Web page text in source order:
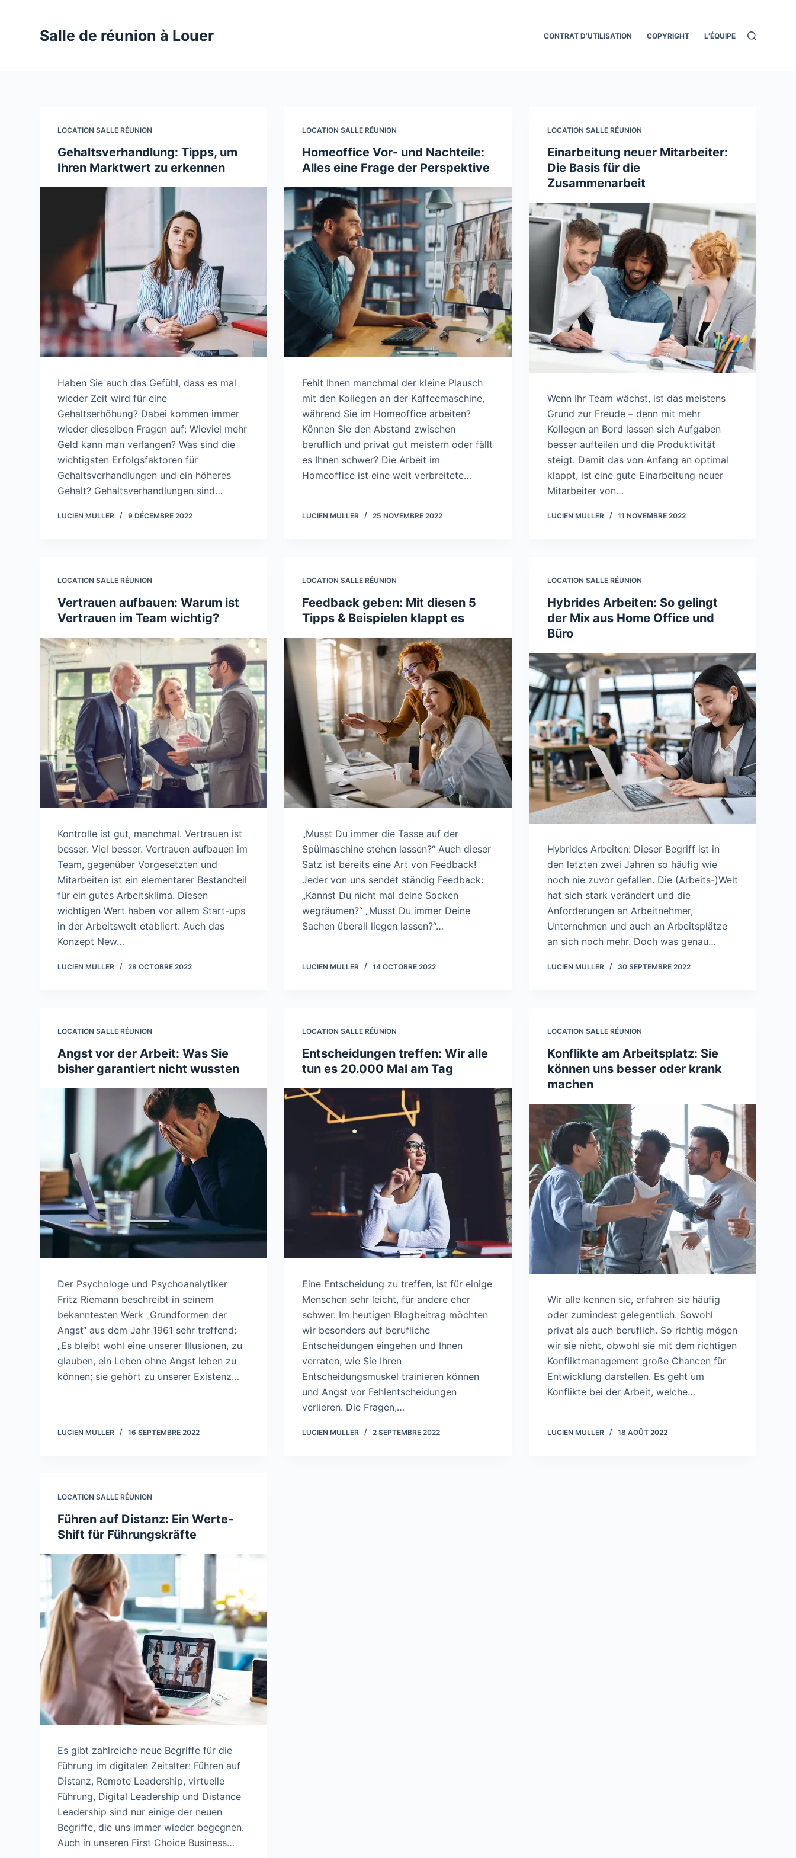
Salle de réunion à Louer CONTRAT D’UTILISATION COPYRIGHT L’ÉQUIPE
LOCATION SALLE RÉUNION
Gehaltsverhandlung: Tipps, um
Ihren Marktwert zu erkennen
Haben Sie auch das Gefühl, dass es mal
wieder Zeit wird für eine
Gehaltserhöhung? Dabei kommen immer
wieder dieselben Fragen auf: Wieviel mehr
Geld kann man verlangen? Was sind die
wichtigsten Erfolgsfaktoren für
Gehaltsverhandlungen und ein höheres
Gehalt? Gehaltsverhandlungen sind…
LUCIEN MULLER 9 DÉCEMBRE 2022
LOCATION SALLE RÉUNION
Homeoffice Vor- und Nachteile:
Alles eine Frage der Perspektive
Fehlt Ihnen manchmal der kleine Plausch
mit den Kollegen an der Kaffeemaschine,
während Sie im Homeoffice arbeiten?
Können Sie den Abstand zwischen
beruflich und privat gut meistern oder fällt
es Ihnen schwer? Die Arbeit im
Homeoffice ist eine weit verbreitete…
LUCIEN MULLER 25 NOVEMBRE 2022
LOCATION SALLE RÉUNION
Einarbeitung neuer Mitarbeiter:
Die Basis für die
Zusammenarbeit
Wenn Ihr Team wächst, ist das meistens
Grund zur Freude – denn mit mehr
Kollegen an Bord lassen sich Aufgaben
besser aufteilen und die Produktivität
steigt. Damit das von Anfang an optimal
klappt, ist eine gute Einarbeitung neuer
Mitarbeiter von…
LUCIEN MULLER 11 NOVEMBRE 2022
LOCATION SALLE RÉUNION
Vertrauen aufbauen: Warum ist
Vertrauen im Team wichtig?
Kontrolle ist gut, manchmal. Vertrauen ist
besser. Viel besser. Vertrauen aufbauen im
Team, gegenüber Vorgesetzten und
Mitarbeiten ist ein elementarer Bestandteil
für ein gutes Arbeitsklima. Diesen
wichtigen Wert haben vor allem Start-ups
in der Arbeitswelt etabliert. Auch das
Konzept New…
LUCIEN MULLER 28 OCTOBRE 2022
LOCATION SALLE RÉUNION
Feedback geben: Mit diesen 5
Tipps & Beispielen klappt es
„Musst Du immer die Tasse auf der
Spülmaschine stehen lassen?“ Auch dieser
Satz ist bereits eine Art von Feedback!
Jeder von uns sendet ständig Feedback:
„Kannst Du nicht mal deine Socken
wegräumen?“ „Musst Du immer Deine
Sachen überall liegen lassen?“…
LUCIEN MULLER 14 OCTOBRE 2022
LOCATION SALLE RÉUNION
Hybrides Arbeiten: So gelingt
der Mix aus Home Office und
Büro
Hybrides Arbeiten: Dieser Begriff ist in
den letzten zwei Jahren so häufig wie
noch nie zuvor gefallen. Die (Arbeits-)Welt
hat sich stark verändert und die
Anforderungen an Arbeitnehmer,
Unternehmen und auch an Arbeitsplätze
an sich noch mehr. Doch was genau…
LUCIEN MULLER 30 SEPTEMBRE 2022
LOCATION SALLE RÉUNION
Angst vor der Arbeit: Was Sie
bisher garantiert nicht wussten
Der Psychologe und Psychoanalytiker
Fritz Riemann beschreibt in seinem
bekanntesten Werk „Grundformen der
Angst“ aus dem Jahr 1961 sehr treffend:
„Es bleibt wohl eine unserer Illusionen, zu
glauben, ein Leben ohne Angst leben zu
können; sie gehört zu unserer Existenz…
LUCIEN MULLER 16 SEPTEMBRE 2022
LOCATION SALLE RÉUNION
Entscheidungen treffen: Wir alle
tun es 20.000 Mal am Tag
Eine Entscheidung zu treffen, ist für einige
Menschen sehr leicht, für andere eher
schwer. Im heutigen Blogbeitrag möchten
wir besonders auf berufliche
Entscheidungen eingehen und Ihnen
verraten, wie Sie Ihren
Entscheidungsmuskel trainieren können
und Angst vor Fehlentscheidungen
verlieren. Die Fragen,…
LUCIEN MULLER 2 SEPTEMBRE 2022
LOCATION SALLE RÉUNION
Konflikte am Arbeitsplatz: Sie
können uns besser oder krank
machen
Wir alle kennen sie, erfahren sie häufig
oder zumindest gelegentlich. Sowohl
privat als auch beruflich. So richtig mögen
wir sie nicht, obwohl sie mit dem richtigen
Konfliktmanagement große Chancen für
Entwicklung darstellen. Es geht um
Konflikte bei der Arbeit, welche…
LUCIEN MULLER 18 AOÛT 2022
LOCATION SALLE RÉUNION
Führen auf Distanz: Ein Werte-
Shift für Führungskräfte
Es gibt zahlreiche neue Begriffe für die
Führung im digitalen Zeitalter: Führen auf
Distanz, Remote Leadership, virtuelle
Führung, Digital Leadership und Distance
Leadership sind nur einige der neuen
Begriffe, die uns immer wieder begegnen.
Auch in unseren First Choice Business…